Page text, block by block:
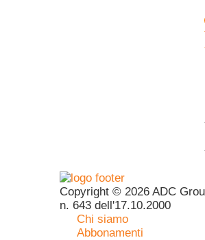
Copyright © 2026 ADC
n. 643 dell'17.10.2000
Chi siamo
Abbonamenti